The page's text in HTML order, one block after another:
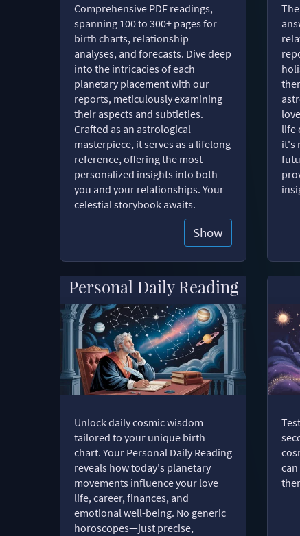
Comprehensive PDF readings,
spanning 100 to 300+ pages for
birth charts, relationship
analyses, and forecasts. Dive deep
into the intricacies of each
planetary placement with our
reports, meticulously examining
their aspects and subtleties.
Crafted as an astrological
masterpiece, it serves as a lifelong
reference, offering the most
personalized insights into both
you and your relationships. Your
celestial storybook awaits.
Show
life
it's
Personal Daily Reading
Unlock daily cosmic wisdom
tailored to your unique birth
chart. Your Personal Daily Reading
reveals how today's planetary
movements influence your love
life, career, finances, and
emotional well-being. No generic
horoscopes—just precise,